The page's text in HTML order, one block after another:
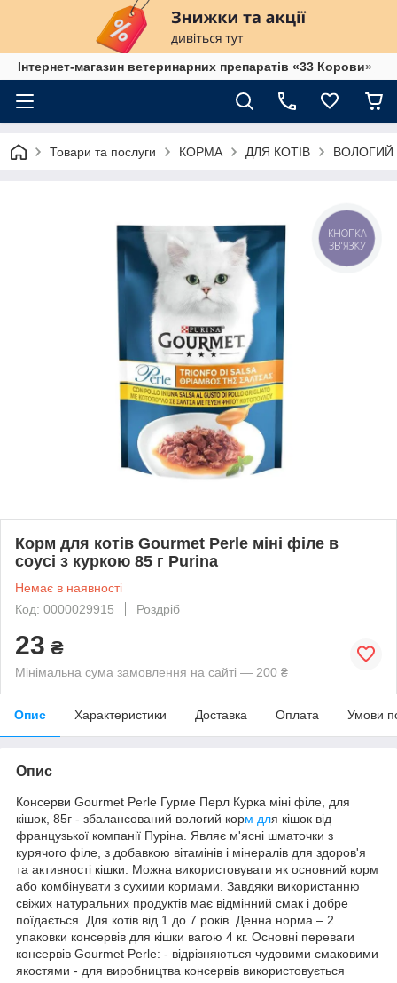
Інтернет-магазин ветеринарних препаратів «33 Корови»
Товари та послуги КОРМА ДЛЯ КОТІВ ВОЛОГИЙ
Корм для котів Gourmet Perle міні філе в
соусі з куркою 85 г Purina
Немає в наявності
Код: 0000029915
Роздріб
23 ₴
Мінімальна сума замовлення на сайті — 200 ₴
Опис Характеристики Доставка Оплата Умови
Опис
Консерви Gourmet Perle Гурме Перл Курка міні філе, для
кішок, 85г - збалансований вологий корм для кішок від
французької компанії Пуріна. Являє м'ясні шматочки з
курячого філе, з добавкою вітамінів і мінералів для здоров'я
та активності кішки. Можна використовувати як основний корм
або комбінувати з сухими кормами. Завдяки використанню
свіжих натуральних продуктів має відмінний смак і добре
поїдається. Для котів від 1 до 7 років. Денна норма – 2
упаковки консервів для кішки вагою 4 кг. Основні переваги
консервів Gourmet Perle: - відрізняються чудовими смаковими
якостями - для виробництва консервів використовується
КНОПКА
ЗВ'ЯЗКУ